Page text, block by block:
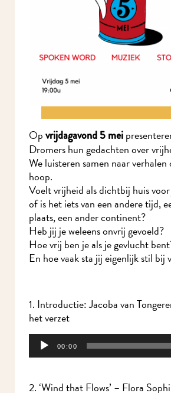
Opvrijdagavond 5 mei
Dromers hun gedachten over
We luisteren samen naar verhalen
hoop.
Voelt vrijheid alsdichtbij huis
of is het iets van eenandere tijd,
plaats,een ander continent?
Heb jij je weleens onvrij gevoeld?
Hoe vrij ben je als je gevlucht
En hoe vaak sta jij eigenlijk stil bij
1. Introductie: Jacoba van
het verzet
Audiospeler
00:00
2. ‘Wind that Flows’ – Flora Sophi